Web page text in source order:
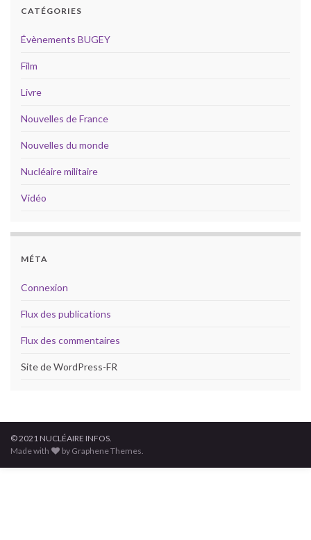
CATÉGORIES
Évènements BUGEY
Film
Livre
Nouvelles de France
Nouvelles du monde
Nucléaire militaire
Vidéo
MÉTA
Connexion
Flux des publications
Flux des commentaires
Site de WordPress-FR
© 2021 NUCLÉAIRE INFOS.
Made with
by Graphene Themes.